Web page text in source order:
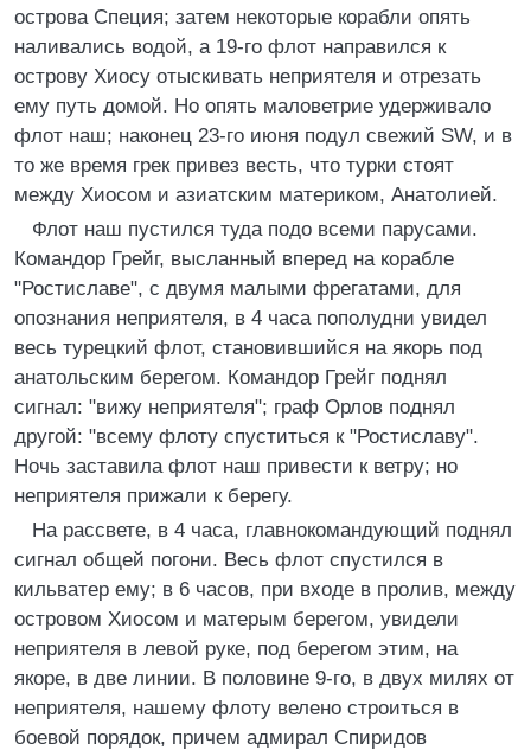
острова Специя; затем некоторые корабли опять
наливались водой, а 19-го флот направился к
острову Хиосу отыскивать неприятеля и отрезать
ему путь домой. Но опять маловетрие удерживало
флот наш; наконец 23-го июня подул свежий SW, и в
то же время грек привез весть, что турки стоят
между Хиосом и азиатским материком, Анатолией.
Флот наш пустился туда подо всеми парусами.
Командор Грейг, высланный вперед на корабле
"Ростиславе", с двумя малыми фрегатами, для
опознания неприятеля, в 4 часа пополудни увидел
весь турецкий флот, становившийся на якорь под
анатольским берегом. Командор Грейг поднял
сигнал: "вижу неприятеля"; граф Орлов поднял
другой: "всему флоту спуститься к "Ростиславу".
Ночь заставила флот наш привести к ветру; но
неприятеля прижали к берегу.
На рассвете, в 4 часа, главнокомандующий поднял
сигнал общей погони. Весь флот спустился в
кильватер ему; в 6 часов, при входе в пролив, между
островом Хиосом и матерым берегом, увидели
неприятеля в левой руке, под берегом этим, на
якоре, в две линии. В половине 9-го, в двух милях от
неприятеля, нашему флоту велено строиться в
боевой порядок, причем адмирал Спиридов